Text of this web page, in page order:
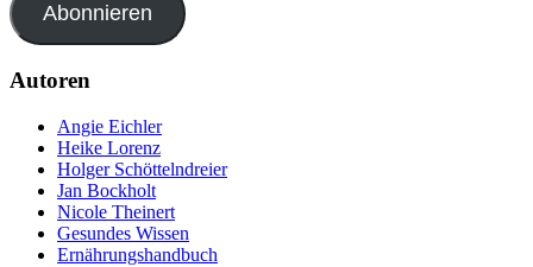
Abonnieren
Autoren
Angie Eichler
Heike Lorenz
Holger Schöttelndreier
Jan Bockholt
Nicole Theinert
Gesundes Wissen
Ernährungshandbuch